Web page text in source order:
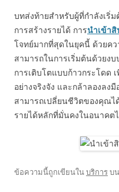
บทส่งท้ายสำหรับผู้ที่กำลังเริ่
การสร้างรายได้ การนำเข้า
โจทย์มากที่สุดในยุคนี้ ด้วยค
สามารถในการเริ่มต้นด้วยง
การเติบโตแบบก้าวกระโดด
อย่างจริงจัง และกล้าลองลง
สามารถเปลี่ยนชีวิตของคุณไ
รายได้หลักที่มั่นคงในอนาคต
ข้อความนี้ถูกเขียนในบริการบน